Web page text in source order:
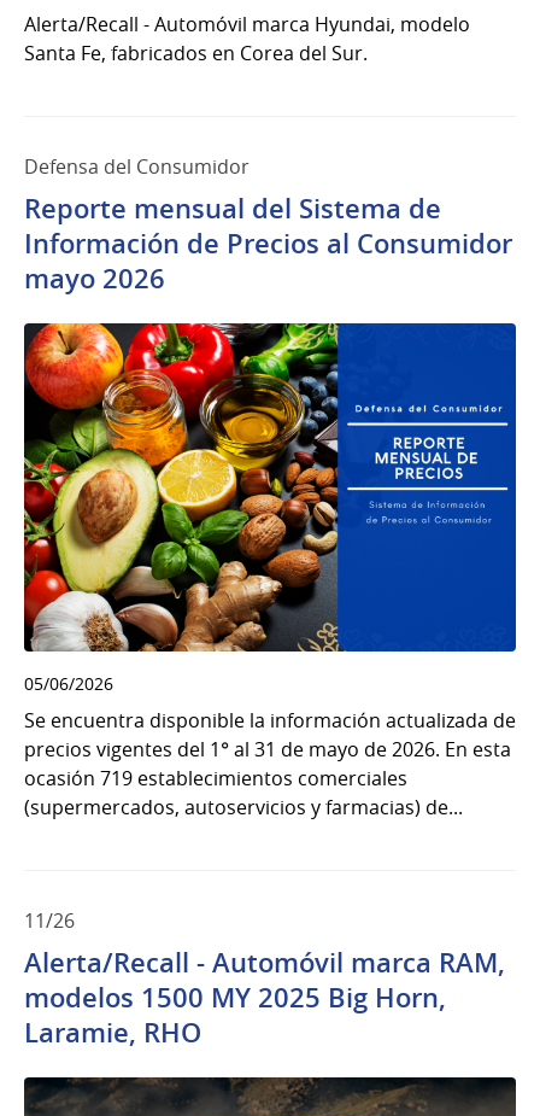
Alerta/Recall - Automóvil marca Hyundai, modelo
Santa Fe, fabricados en Corea del Sur.
Defensa del Consumidor
Reporte mensual del Sistema de
Información de Precios al Consumidor
mayo 2026
05/06/2026
Se encuentra disponible la información actualizada de
precios vigentes del 1° al 31 de mayo de 2026. En esta
ocasión 719 establecimientos comerciales
(supermercados, autoservicios y farmacias) de...
11/26
Alerta/Recall - Automóvil marca RAM,
modelos 1500 MY 2025 Big Horn,
Laramie, RHO